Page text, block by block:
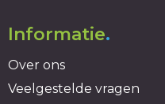
Informatie.
Over ons
Veelgestelde vragen